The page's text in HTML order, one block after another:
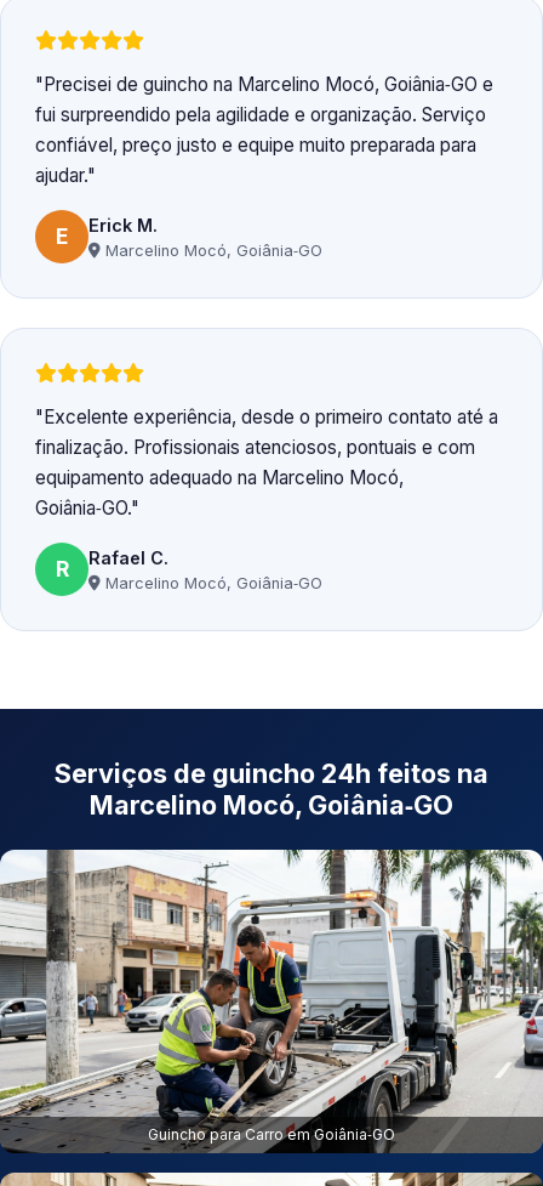
Precisei de guincho na Marcelino Mocó, Goiânia‑GO e
fui surpreendido pela agilidade e organização. Serviço
confiável, preço justo e equipe muito preparada para
ajudar.
E Erick M.
Marcelino Mocó, Goiânia‑GO
Excelente experiência, desde o primeiro contato até a
finalização. Profissionais atenciosos, pontuais e com
equipamento adequado na Marcelino Mocó,
Goiânia‑GO.
R Rafael C.
Marcelino Mocó, Goiânia‑GO
Serviços de guincho 24h feitos na
Marcelino Mocó, Goiânia‑GO
Guincho para Carro em Goiânia‑GO